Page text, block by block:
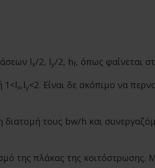
lx/2, ly/2, hf, όπως φαίνεται
1<lx,ly<2. Είναι δε σκόπιμο να
διατομή τους bw/h και
της πλάκας της κοιτόστρωσης.